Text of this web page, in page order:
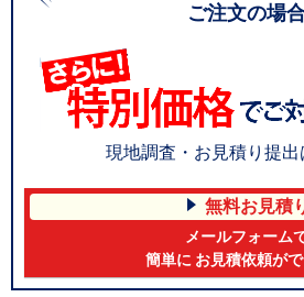
ご注文の場
現地調査・お見積り提
無料お見積
メールフォーム
簡単に お見積依頼が